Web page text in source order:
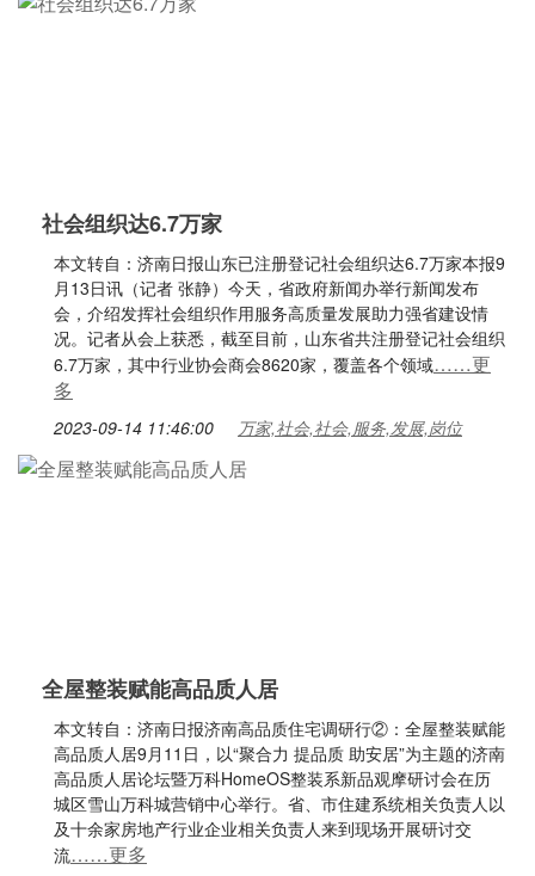
社会组织达6.7万家
本文转自：济南日报山东已注册登记社会组织达6.7万家本报9
月13日讯（记者 张静）今天，省政府新闻办举行新闻发布
会，介绍发挥社会组织作用服务高质量发展助力强省建设情
况。记者从会上获悉，截至目前，山东省共注册登记社会组织
6.7万家，其中行业协会商会8620家，覆盖各个领域……更
多
2023-09-14 11:46:00 万家,社会,社会,服务,发展,岗位
全屋整装赋能高品质人居
本文转自：济南日报济南高品质住宅调研行②：全屋整装赋能
高品质人居9月11日，以“聚合力 提品质 助安居”为主题的济南
高品质人居论坛暨万科HomeOS整装系新品观摩研讨会在历
城区雪山万科城营销中心举行。省、市住建系统相关负责人以
及十余家房地产行业企业相关负责人来到现场开展研讨交
流……更多